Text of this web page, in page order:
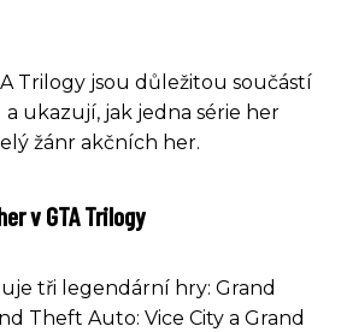
Trilogy jsou důležitou součástí
ukazují, jak jedna série her
žánr akčních her.
v GTA Trilogy
tři legendární hry: Grand
Theft Auto: Vice City a Grand